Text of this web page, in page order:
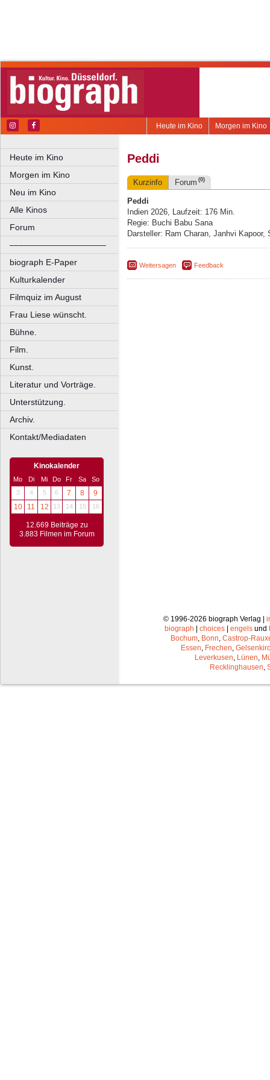
Morgen im Kino
Heute im Kino
Heute im Kino
Morgen im Kino
Neu im Kino
Alle Kinos
Forum
––––––––––––––––––––
biograph E-Paper
Kulturkalender
Filmquiz im August
Frau Liese wünscht.
Bühne.
Film.
Kunst.
Literatur und Vorträge.
Unterstützung.
Archiv.
Kontakt/Mediadaten
Kinokalender
Mo Di Mi Do Fr Sa
So
3
4 5 6 7 8
9
10
11 12 13 14 15 16
12.669 Beiträge zu
3.883 Filmen im Forum
Peddi
Kurzinfo Forum (0)
Peddi
Indien 2026, Laufzeit: 176 Min.
Regie: Buchi Babu Sana
Darsteller: Ram Charan, Janhvi Kapoor,
Weitersagen Feedback
© 1996-2026 biograph Verlag |
biograph
choices engels und
Bochum, Bonn, Castrop-
Essen, Frechen,
Leverkusen, Lünen,
Recklinghausen,